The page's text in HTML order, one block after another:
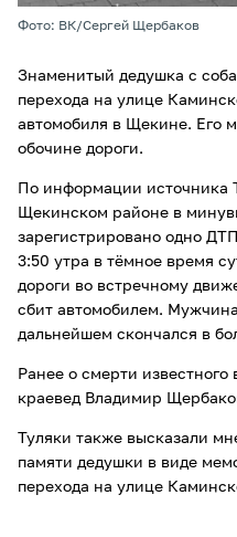
Фото: ВК/Сергей Щербаков
Знаменитый дедушка с
перехода на улице
автомобиля в Щекине. Его
обочине дороги.
По информации источника
Щекинском районе в
зарегистрировано одно
3:50 утра в тёмное время
дороги во встречному
сбит автомобилем.
дальнейшем скончался в
Ранее о смерти известного
краевед Владимир
Туляки также высказали
памяти дедушки в виде
перехода на улице